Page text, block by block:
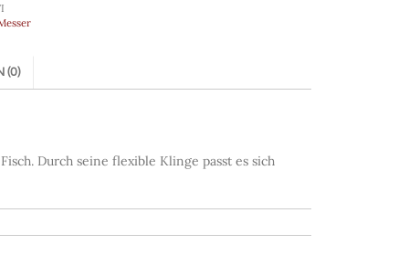
(0)
Durch seine flexible Klinge passt es sich